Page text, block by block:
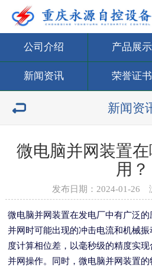
公司介绍 产品展示
新闻资讯 荣誉证书
新闻资
微电脑并网装置
用？
发布日期：2024-01-26
微电脑并网装置在发电厂中有广泛
并网时可能出现的冲击电流和机械
度计算相位差，以毫秒级的精度实
并网操作。同时，微电脑并网装置